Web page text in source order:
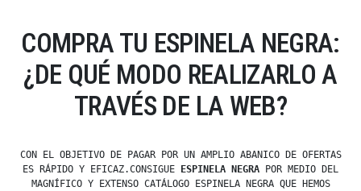
COMPRA TU ESPINELA NEGRA:
¿DE QUÉ MODO REALIZARLO A
TRAVÉS DE LA WEB?
CON EL OBJETIVO DE PAGAR POR UN AMPLIO ABANICO DE OFERTAS
ES RÁPIDO Y EFICAZ.CONSIGUE
ESPINELA NEGRA POR MEDIO DEL
MAGNÍFICO Y EXTENSO CATÁLOGO ESPINELA NEGRA QUE HEMOS